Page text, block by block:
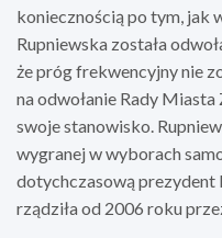
koniecznością po tym, jak
Rupniewska została
że próg frekwencyjny nie
na odwołanie Rady
swoje stanowisko.
wygranej w wyborach
dotychczasową
rządziła od 2006 roku